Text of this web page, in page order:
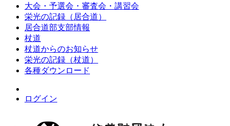
大会・予選会・審査会・講習会
栄光の記録（居合道）
居合道部支部情報
杖道
杖道からのお知らせ
栄光の記録（杖道）
各種ダウンロード
ログイン